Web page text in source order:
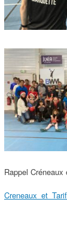
Rappel Créneaux